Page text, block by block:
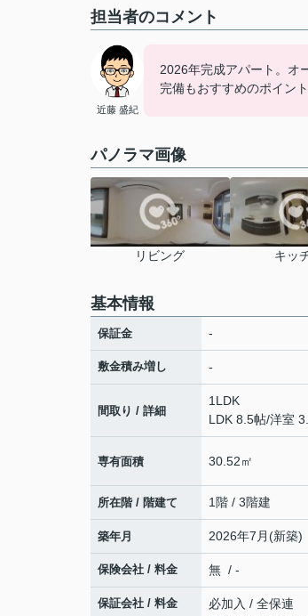
担当者のコメント
近藤 盛紀
2026年完成アパート。オ
完備もおすすめのポイント
パノラマ画像
リビング キッ
基本情報
保証金 -
敷金積み増し -
間取り / 詳細
1LDK
LDK 8.5帖/洋室
専有面積 30.52㎡
所在階 / 階建て 1階 / 3階建
築年月 2026年7月(新築)
保険会社 / 料金 無 / -
保証会社 / 料金
必加入 / 全保連